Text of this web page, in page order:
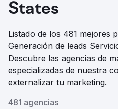
States
Listado de los 481 mejores
Generación de leads
Descubre las agencias de
especializadas de nuestra
externalizar tu marketing.
481 agencias